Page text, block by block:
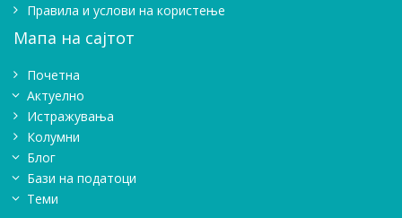
Правила и услови на користење
Мапа на сајтот
Почетна
Актуелно
Истражувањa
Колумни
Блог
Бази на податоци
Теми